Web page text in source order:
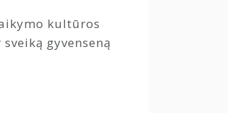
kultūros
gyvenseną